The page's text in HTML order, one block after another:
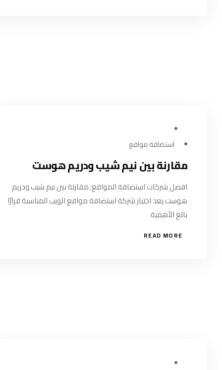
استضافة مواقع
مقارنة بين نيم شيب ودريم هوست
افضل شركات استضافة المواقع: مقارنة بين نيم شيب ودريم
هوست يعد اختيار شركة استضافة مواقع الويب المناسبة قرارًا
بالغ الأهمية
READ MORE